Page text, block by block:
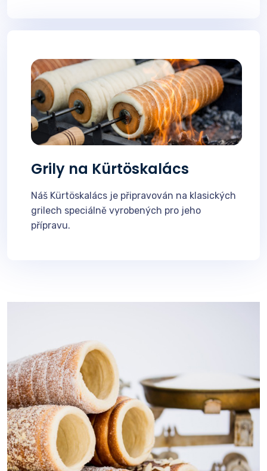
Grily na Kürtöskalács
Náš Kürtöskalács je připravován na klasických
grilech speciálně vyrobených pro jeho
přípravu.